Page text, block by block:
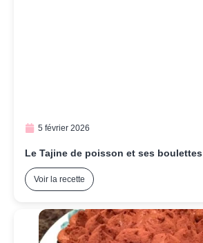
5 février 2026
Le Tajine de poisson et ses boulettes
Voir la recette